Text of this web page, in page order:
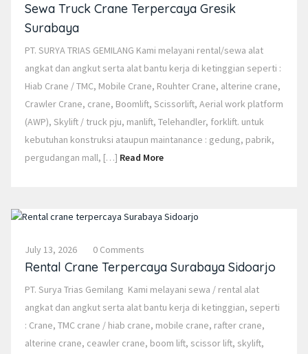
Sewa Truck Crane Terpercaya Gresik
Surabaya
PT. SURYA TRIAS GEMILANG Kami melayani rental/sewa alat
angkat dan angkut serta alat bantu kerja di ketinggian seperti :
Hiab Crane / TMC, Mobile Crane, Rouhter Crane, alterine crane,
Crawler Crane, crane, Boomlift, Scissorlift, Aerial work platform
(AWP), Skylift / truck pju, manlift, Telehandler, forklift. untuk
kebutuhan konstruksi ataupun maintanance : gedung, pabrik,
pergudangan mall, […] Read More
July 13, 2026 0 Comments
Rental Crane Terpercaya Surabaya Sidoarjo
PT. Surya Trias Gemilang Kami melayani sewa / rental alat
angkat dan angkut serta alat bantu kerja di ketinggian, seperti
: Crane, TMC crane / hiab crane, mobile crane, rafter crane,
alterine crane, ceawler crane, boom lift, scissor lift, skylift,